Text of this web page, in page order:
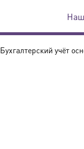
Бухгалтерский учёт